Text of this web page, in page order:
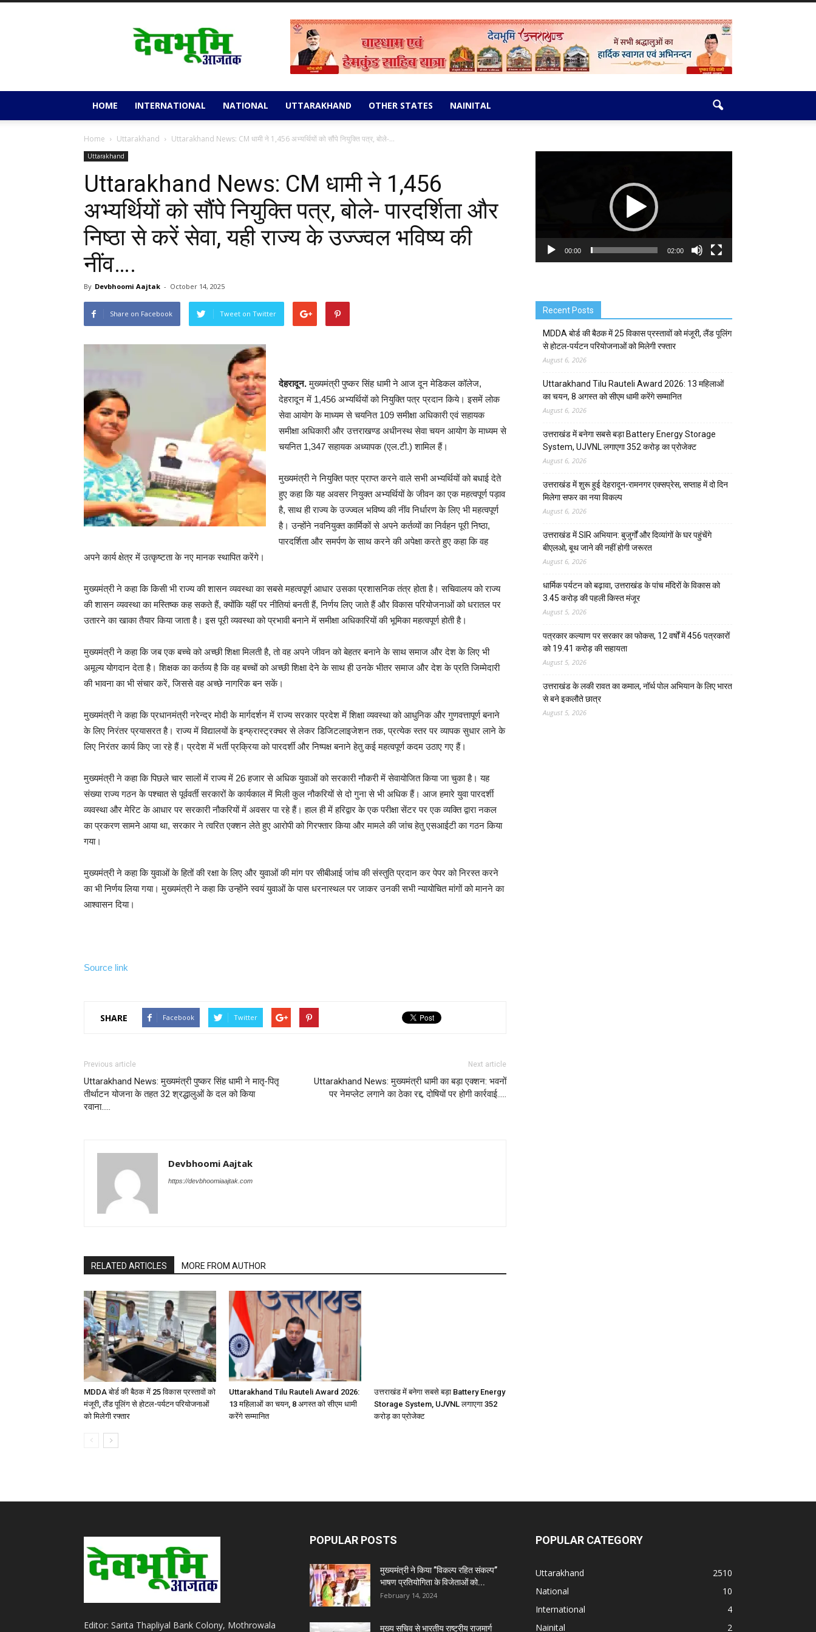
Devbhoomi
Aajtak
HOME INTERNATIONAL NATIONAL UTTARAKHAND OTHER STATES NAINITAL
Home Uttarakhand Uttarakhand News: CM धामी ने 1,456 अभ्यर्थियों को सौंपे नियुक्ति पत्र, बोले-...
Uttarakhand
Uttarakhand News: CM धामी ने 1,456
अभ्यर्थियों को सौंपे नियुक्ति पत्र, बोले- पारदर्शिता और
निष्ठा से करें सेवा, यही राज्य के उज्ज्वल भविष्य की
नींव….
By Devbhoomi Aajtak - October 14, 2025
Share on Facebook Tweet on Twitter
देहरादून.मुख्यमंत्री पुष्कर सिंह धामी ने आज दून मेडिकल कॉलेज,
देहरादून में 1,456 अभ्यर्थियों को नियुक्ति पत्र प्रदान किये। इसमें लोक
सेवा आयोग के माध्यम से चयनित 109 समीक्षा अधिकारी एवं सहायक
समीक्षा अधिकारी और उत्तराखण्ड अधीनस्थ सेवा चयन आयोग के माध्यम से
चयनित 1,347 सहायक अध्यापक (एल.टी.) शामिल हैं।
मुख्यमंत्री ने नियुक्ति पत्र प्राप्त करने वाले सभी अभ्यर्थियों को बधाई देते
हुए कहा कि यह अवसर नियुक्त अभ्यर्थियों के जीवन का एक महत्वपूर्ण पड़ाव
है, साथ ही राज्य के उज्ज्वल भविष्य की नींव निर्धारण के लिए भी महत्वपूर्ण
है। उन्होंने नवनियुक्त कार्मिकों से अपने कर्तव्यों का निर्वहन पूरी निष्ठा,
पारदर्शिता और समर्पण के साथ करने की अपेक्षा करते हुए कहा कि वह
अपने कार्य क्षेत्र में उत्कृष्टता के नए मानक स्थापित करेंगे।
मुख्यमंत्री ने कहा कि किसी भी राज्य की शासन व्यवस्था का सबसे महत्वपूर्ण आधार उसका प्रशासनिक तंत्र होता है। सचिवालय को राज्य
की शासन व्यवस्था का मस्तिष्क कह सकते हैं, क्योंकि यहीं पर नीतियां बनती हैं, निर्णय लिए जाते हैं और विकास परियोजनाओं को धरातल पर
उतारने का खाका तैयार किया जाता है। इस पूरी व्यवस्था को प्रभावी बनाने में समीक्षा अधिकारियों की भूमिका महत्वपूर्ण होती है।
मुख्यमंत्री ने कहा कि जब एक बच्चे को अच्छी शिक्षा मिलती है, तो वह अपने जीवन को बेहतर बनाने के साथ समाज और देश के लिए भी
अमूल्य योगदान देता है। शिक्षक का कर्तव्य है कि वह बच्चों को अच्छी शिक्षा देने के साथ ही उनके भीतर समाज और देश के प्रति जिम्मेदारी
की भावना का भी संचार करें, जिससे वह अच्छे नागरिक बन सकें।
मुख्यमंत्री ने कहा कि प्रधानमंत्री नरेन्द्र मोदी के मार्गदर्शन में राज्य सरकार प्रदेश में शिक्षा व्यवस्था को आधुनिक और गुणवत्तापूर्ण बनाने
के लिए निरंतर प्रयासरत है। राज्य में विद्यालयों के इन्फ्रास्ट्रक्चर से लेकर डिजिटलाइजेशन तक, प्रत्येक स्तर पर व्यापक सुधार लाने के
लिए निरंतर कार्य किए जा रहे हैं। प्रदेश में भर्ती प्रक्रिया को पारदर्शी और निष्पक्ष बनाने हेतु कई महत्वपूर्ण कदम उठाए गए हैं।
मुख्यमंत्री ने कहा कि पिछले चार सालों में राज्य में 26 हजार से अधिक युवाओं को सरकारी नौकरी में सेवायोजित किया जा चुका है। यह
संख्या राज्य गठन के पश्चात से पूर्ववर्ती सरकारों के कार्यकाल में मिली कुल नौकरियों से दो गुना से भी अधिक हैं। आज हमारे युवा पारदर्शी
व्यवस्था और मेरिट के आधार पर सरकारी नौकरियों में अवसर पा रहे हैं। हाल ही में हरिद्वार के एक परीक्षा सेंटर पर एक व्यक्ति द्वारा नकल
का प्रकरण सामने आया था, सरकार ने त्वरित एक्शन लेते हुए आरोपी को गिरफ्तार किया और मामले की जांच हेतु एसआईटी का गठन किया
गया।
मुख्यमंत्री ने कहा कि युवाओं के हितों की रक्षा के लिए और युवाओं की मांग पर सीबीआई जांच की संस्तुति प्रदान कर पेपर को निरस्त करने
का भी निर्णय लिया गया। मुख्यमंत्री ने कहा कि उन्होंने स्वयं युवाओं के पास धरनास्थल पर जाकर उनकी सभी न्यायोचित मांगों को मानने का
आश्वासन दिया।
Source link
SHARE Facebook Twitter
Previous article
Uttarakhand News: मुख्यमंत्री पुष्कर सिंह धामी ने मातृ-पितृ
तीर्थाटन योजना के तहत 32 श्रद्धालुओं के दल को किया
रवाना…..
Next article
Uttarakhand News: मुख्यमंत्री धामी का बड़ा एक्शन: भवनों
पर नेमप्लेट लगाने का ठेका रद्द, दोषियों पर होगी कार्रवाई…..
Devbhoomi Aajtak
https://devbhoomiaajtak.com
RELATED ARTICLES MORE FROM AUTHOR
MDDA बोर्ड की बैठक में 25 विकास प्रस्तावों को
मंजूरी, लैंड पूलिंग से होटल-पर्यटन परियोजनाओं
को मिलेगी रफ्तार
Uttarakhand Tilu Rauteli Award 2026:
13 महिलाओं का चयन, 8 अगस्त को सीएम धामी
करेंगे सम्मानित
उत्तराखंड में बनेगा सबसे बड़ा Battery Energy
Storage System, UJVNL लगाएगा 352
करोड़ का प्रोजेक्ट
00:00 02:00
Recent Posts
MDDA बोर्ड की बैठक में 25 विकास प्रस्तावों को मंजूरी, लैंड पूलिंग
से होटल-पर्यटन परियोजनाओं को मिलेगी रफ्तार
August 6, 2026
Uttarakhand Tilu Rauteli Award 2026: 13 महिलाओं
का चयन, 8 अगस्त को सीएम धामी करेंगे सम्मानित
August 6, 2026
उत्तराखंड में बनेगा सबसे बड़ा Battery Energy Storage
System, UJVNL लगाएगा 352 करोड़ का प्रोजेक्ट
August 6, 2026
उत्तराखंड में शुरू हुई देहरादून-रामनगर एक्सप्रेस, सप्ताह में दो दिन
मिलेगा सफर का नया विकल्प
August 6, 2026
उत्तराखंड में SIR अभियान: बुजुर्गों और दिव्यांगों के घर पहुंचेंगे
बीएलओ, बूथ जाने की नहीं होगी जरूरत
August 6, 2026
धार्मिक पर्यटन को बढ़ावा, उत्तराखंड के पांच मंदिरों के विकास को
3.45 करोड़ की पहली किस्त मंजूर
August 5, 2026
पत्रकार कल्याण पर सरकार का फोकस, 12 वर्षों में 456 पत्रकारों
को 19.41 करोड़ की सहायता
August 5, 2026
उत्तराखंड के लकी रावत का कमाल, नॉर्थ पोल अभियान के लिए भारत
से बने इकलौते छात्र
August 5, 2026
Editor: Sarita Thapliyal Bank Colony, Mothrowala
POPULAR POSTS
मुख्यमंत्री ने किया ’’विकल्प रहित संकल्प’’
भाषण प्रतियोगिता के विजेताओं को...
February 14, 2024
मुख्य सचिव से भारतीय राष्ट्रीय राजमार्ग
POPULAR CATEGORY
Uttarakhand
2510
National
10
International
4
Nainital
2